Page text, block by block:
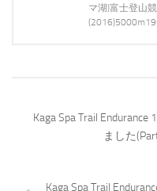
マ湖)富士登山
Kaga Spa Trail Endurance
ました
Kaga Spa Trail